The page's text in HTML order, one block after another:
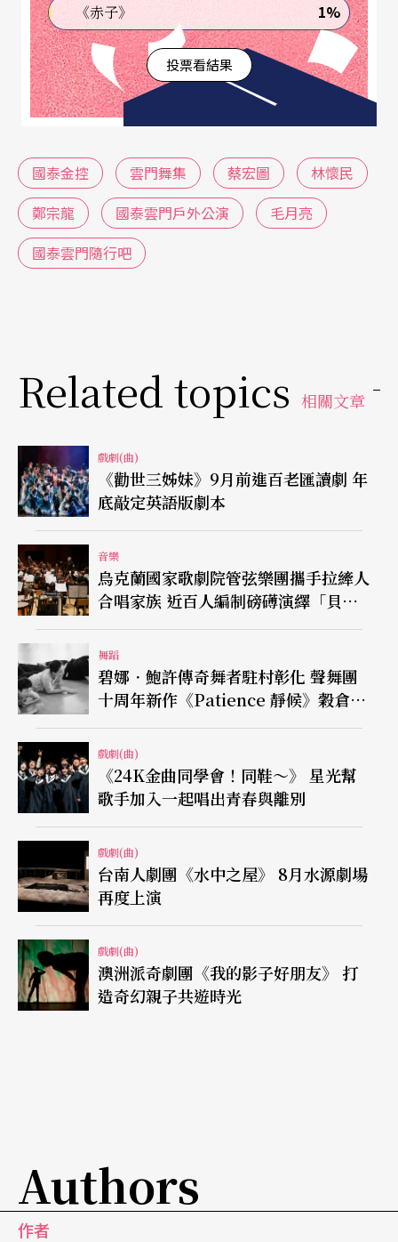
《赤子》 1%
投票看結果
國泰金控 雲門舞集 蔡宏圖
林懷民
鄭宗龍
國泰雲門戶外公演
毛月亮
國泰雲門隨行吧
Related topics 相關文章
戲劇(曲)
《勸世三姊妹》9月前進百老匯讀劇 年
底敲定英語版劇本
音樂
烏克蘭國家歌劇院管弦樂團攜手拉縴人
合唱家族 近百人編制磅礡演繹「貝
九」
舞蹈
碧娜．鮑許傳奇舞者駐村彰化 聲舞團
十周年新作《Patience 靜候》穀倉登
場
戲劇(曲)
《24K金曲同學會！同鞋～》 星光幫
歌手加入一起唱出青春與離別
戲劇(曲)
台南人劇團《水中之屋》 8月水源劇場
再度上演
戲劇(曲)
澳洲派奇劇團《我的影子好朋友》 打
造奇幻親子共遊時光
Authors
作者